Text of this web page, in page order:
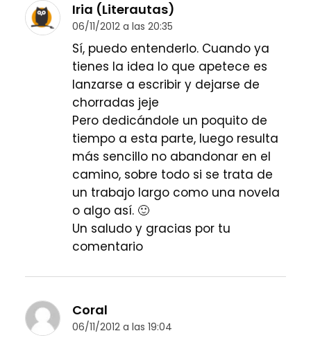
Iria (Literautas)
06/11/2012 a las 20:35
Sí, puedo entenderlo. Cuando ya
tienes la idea lo que apetece es
lanzarse a escribir y dejarse de
chorradas jeje
Pero dedicándole un poquito de
tiempo a esta parte, luego resulta
más sencillo no abandonar en el
camino, sobre todo si se trata de
un trabajo largo como una novela
o algo así. 🙂
Un saludo y gracias por tu
comentario
Coral
06/11/2012 a las 19:04